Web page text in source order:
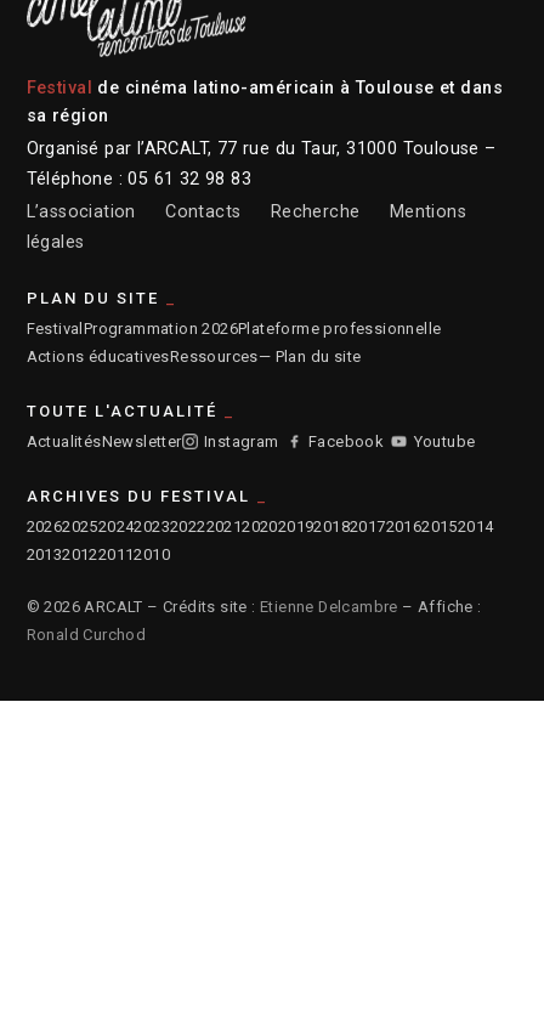
Festival
de cinéma latino-américain à Toulouse et dans
sa région
Organisé par l’ARCALT, 77 rue du Taur, 31000 Toulouse –
Téléphone : 05 61 32 98 83
L’association
Contacts Recherche
Mentions
légales
PLAN DU SITE
Festival Programmation 2026Plateforme professionnelle
Actions éducativesRessources— Plan du site
TOUTE L'ACTUALITÉ
ActualitésNewsletter Instagram Facebook Youtube
ARCHIVES DU FESTIVAL
2026202520242023202220212020201920182017201620152014
2013201220112010
© 2026 ARCALT – Crédits site : Etienne Delcambre – Affiche :
Ronald Curchod